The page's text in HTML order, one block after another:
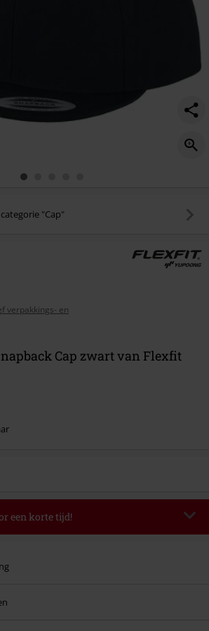
"Cap"
verpakkings- en
Cap zwart van Flexfit
een korte tijd!
wordt de korting automatisch verrekend in